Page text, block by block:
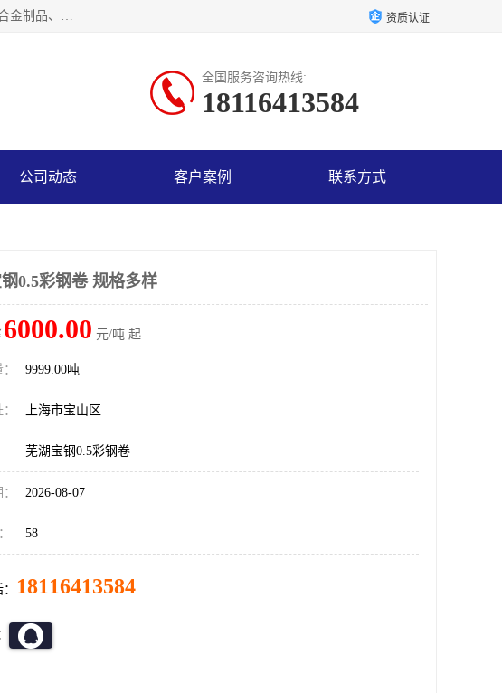
上海轩本实业有限公司成立于2017年，注册地位于上海市宝山区。经营范围包括金属材料、五金交电、建筑材料、铝合金制品、机械设备、电线电缆、装潢材料等；公司主营产品：宝钢彩钢板、宝钢彩钢卷、宝钢彩涂板、宝钢彩涂卷、宝钢高耐候彩钢板，宝钢氟碳彩钢板。是一家集钢铁贸易，物流、加工为一体的产业全配套公司。 资质认证
全国服务咨询热线:
18116413584
公司动态 客户案例 联系方式
0.5彩钢卷 规格多样
6000.00 元/吨 起
9999.00吨
上海市宝山区
芜湖宝钢0.5彩钢卷
2026-08-07
58
18116413584